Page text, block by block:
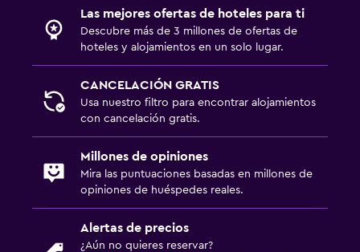
Las mejores ofertas de hoteles para ti
Descubre más de 3 millones de ofertas de
hoteles y alojamientos en un solo lugar.
CANCELACIÓN GRATIS
Usa nuestro filtro para encontrar alojamientos
con cancelación gratis.
Millones de opiniones
Mira las puntuaciones basadas en millones de
opiniones de huéspedes reales.
Alertas de precios
¿Aún no quieres reservar?